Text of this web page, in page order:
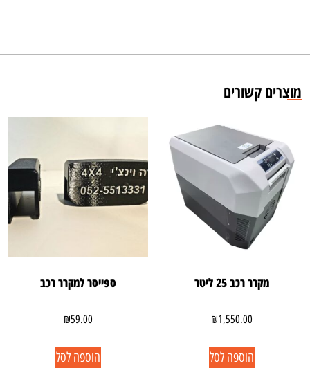
מוצרים קשורים
מקרר רכב 25 ליטר
₪1,550.00
הוספה לסל
ספייסר למקרר רכב
₪59.00
הוספה לסל